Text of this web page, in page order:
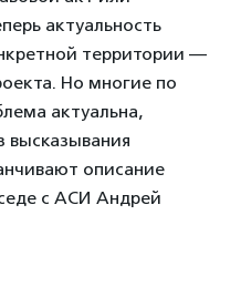
актуальность
территории —
Но многие по
актуальна,
высказывания
описание
с АСИ Андрей